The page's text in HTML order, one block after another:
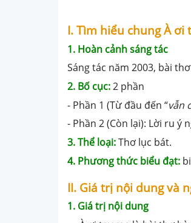
I. Tìm hiểu chung À ơi
1. Hoàn cảnh sáng tác
Sáng tác năm 2003, bài
2. Bố cục:2 phần
- Phần 1 (Từ đầu đến “vẫn
- Phần 2 (Còn lại): Lời ru ý
3. Thể loại:Thơ lục bát.
4. Phương thức biểu đạt:
II. Giá trị nội dung và
1. Giá trị nội dung